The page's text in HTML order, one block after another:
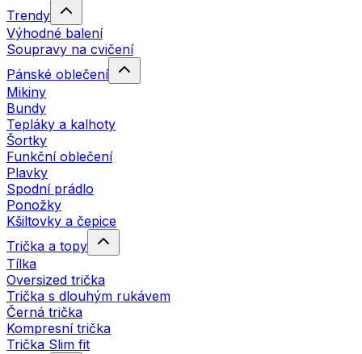
Trendy
Výhodné balení
Soupravy na cvičení
Pánské oblečení
Mikiny
Bundy
Tepláky a kalhoty
Šortky
Funkční oblečení
Plavky
Spodní prádlo
Ponožky
Kšiltovky a čepice
Trička a topy
Tílka
Oversized trička
Trička s dlouhým rukávem
Černá trička
Kompresní trička
Trička Slim fit